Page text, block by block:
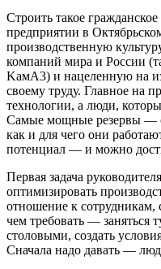
Строить такое
предприятии в
производственную
компаний мира и России
KамA3) и нацеленную на
своему труду. Главное на
технологии, а люди,
Самые мощные резервы —
как и для чего они
потенциал — и можно
Первая задача
оптимизировать
отношение к
чем требовать — заняться
столовыми, создать
Сначала надо давать —